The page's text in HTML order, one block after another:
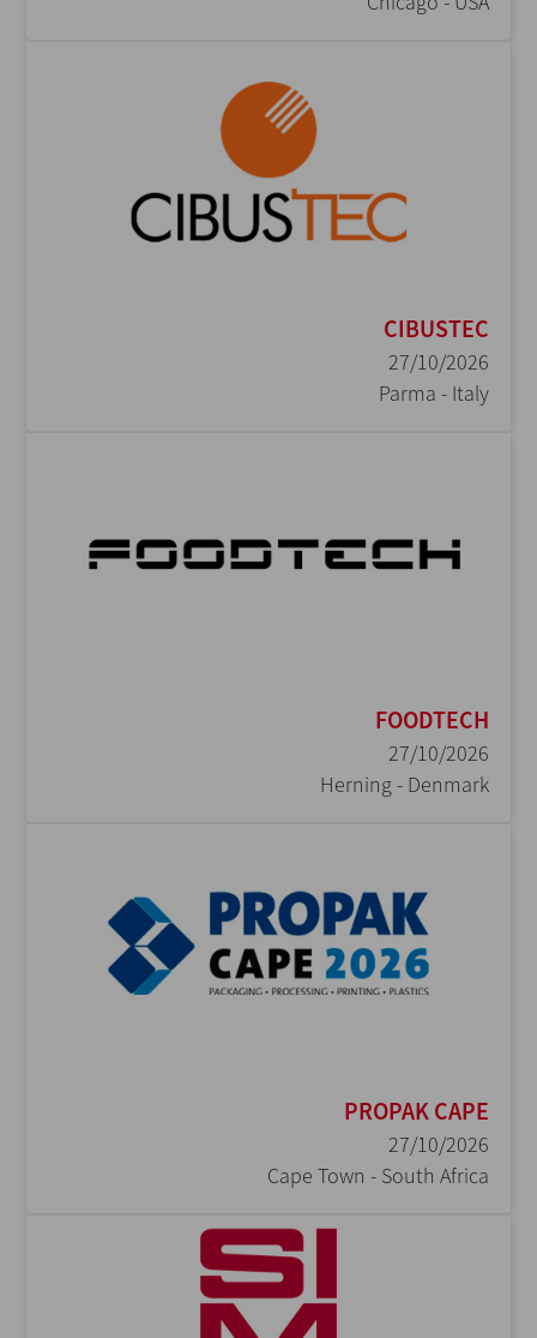
CIBUSTEC
27/10/2026
Parma - Italy
FOODTECH
27/10/2026
Herning - Denmark
PROPAK CAPE
27/10/2026
Cape Town - South Africa